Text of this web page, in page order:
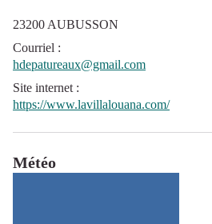
23200 AUBUSSON
Courriel :
hdepatureaux@gmail.com
Site internet :
https://www.lavillalouana.com/
Météo